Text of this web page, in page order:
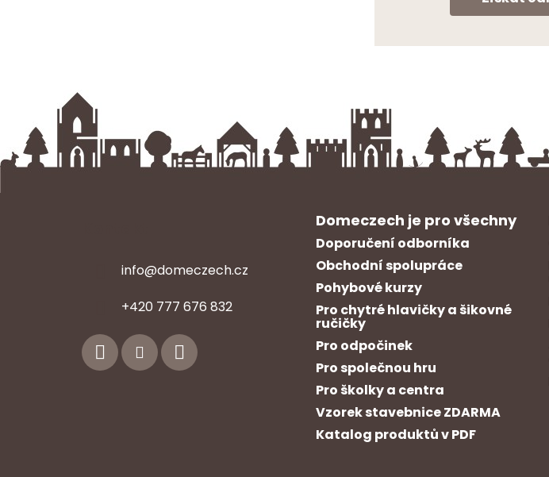
info@domeczech.cz
+420 777 676 832
Domeczech je pro všechny
Doporučení odborníka
Obchodní spolupráce
Pohybové kurzy
Pro chytré hlavičky a šikovné
ručičky
Pro odpočinek
Pro společnou hru
Pro školky a centra
Vzorek stavebnice ZDARMA
Katalog produktů v PDF